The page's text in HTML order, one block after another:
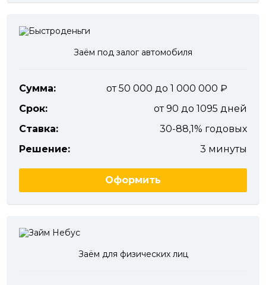
Заём под залог автомобиля
Сумма:
от 50 000 до 1 000 000
Срок:
от 90 до 1095 дней
Ставка:
30-88,1% годовых
Решение:
3 минуты
Оформить
Заём для физических лиц